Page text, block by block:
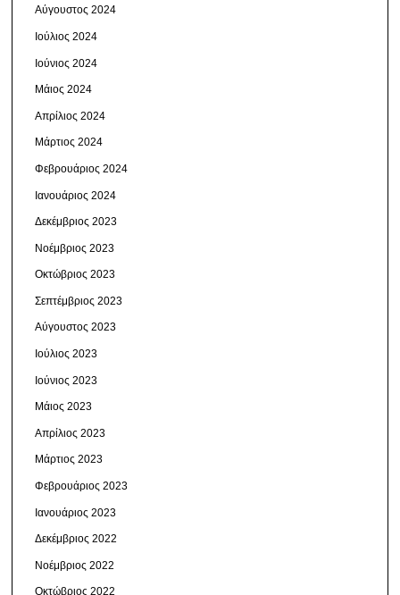
Αύγουστος 2024
Ιούλιος 2024
Ιούνιος 2024
Μάιος 2024
Απρίλιος 2024
Μάρτιος 2024
Φεβρουάριος 2024
Ιανουάριος 2024
Δεκέμβριος 2023
Νοέμβριος 2023
Οκτώβριος 2023
Σεπτέμβριος 2023
Αύγουστος 2023
Ιούλιος 2023
Ιούνιος 2023
Μάιος 2023
Απρίλιος 2023
Μάρτιος 2023
Φεβρουάριος 2023
Ιανουάριος 2023
Δεκέμβριος 2022
Νοέμβριος 2022
Οκτώβριος 2022